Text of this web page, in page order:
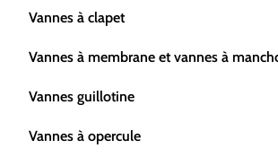
Vannes à clapet
Vannes à membrane et vannes à
Vannes guillotine
Vannes à opercule